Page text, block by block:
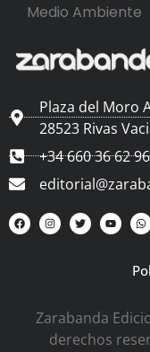
Medio Ambiente
Plaza del Moro
28523 Rivas
+34 660 36 62 96
Zarabanda
derechos